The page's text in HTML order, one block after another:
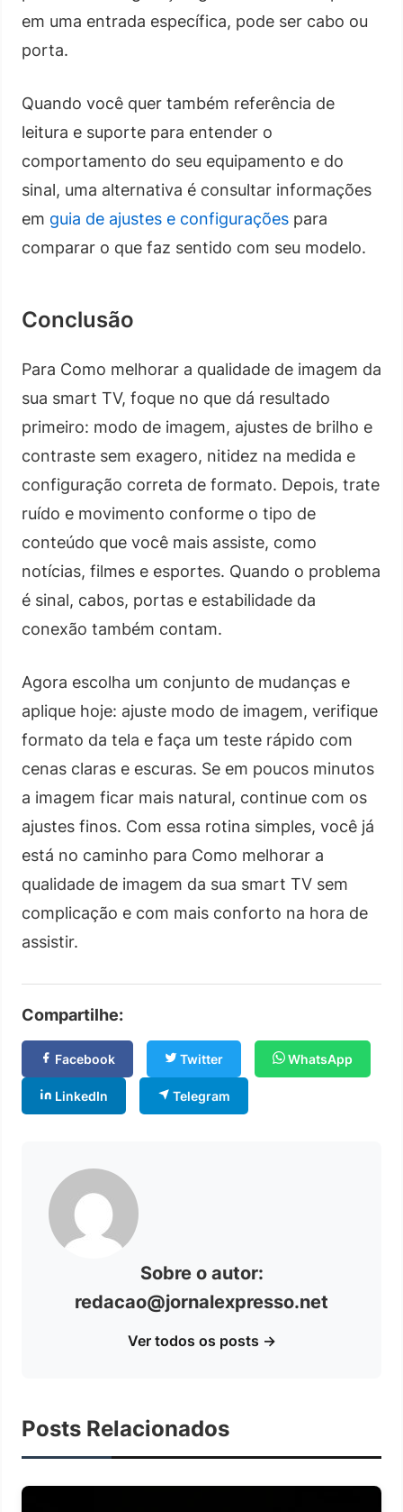
em uma entrada específica, pode ser cabo ou
porta.
Quando você quer também referência de
leitura e suporte para entender o
comportamento do seu equipamento e do
sinal, uma alternativa é consultar informações
em guia de ajustes e configurações para
comparar o que faz sentido com seu modelo.
Conclusão
Para Como melhorar a qualidade de imagem da
sua smart TV, foque no que dá resultado
primeiro: modo de imagem, ajustes de brilho e
contraste sem exagero, nitidez na medida e
configuração correta de formato. Depois, trate
ruído e movimento conforme o tipo de
conteúdo que você mais assiste, como
notícias, filmes e esportes. Quando o problema
é sinal, cabos, portas e estabilidade da
conexão também contam.
Agora escolha um conjunto de mudanças e
aplique hoje: ajuste modo de imagem, verifique
formato da tela e faça um teste rápido com
cenas claras e escuras. Se em poucos minutos
a imagem ficar mais natural, continue com os
ajustes finos. Com essa rotina simples, você já
está no caminho para Como melhorar a
qualidade de imagem da sua smart TV sem
complicação e com mais conforto na hora de
assistir.
Compartilhe:
Facebook Twitter WhatsApp
LinkedIn Telegram
Sobre o autor:
redacao@jornalexpresso.net
Ver todos os posts →
Posts Relacionados